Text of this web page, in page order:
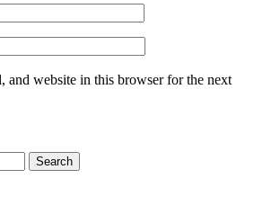
and website in this browser for the next